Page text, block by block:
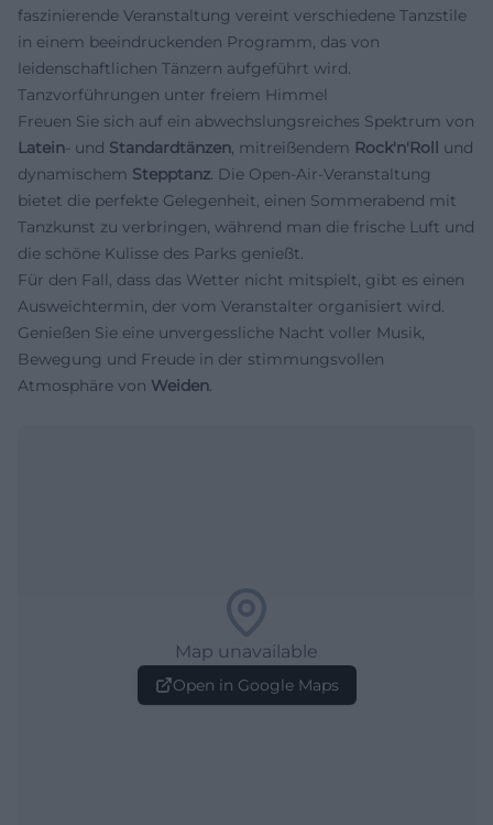
faszinierende Veranstaltung vereint verschiedene Tanzstile
in einem beeindruckenden Programm, das von
leidenschaftlichen Tänzern aufgeführt wird.
Tanzvorführungen unter freiem Himmel
Freuen Sie sich auf ein abwechslungsreiches Spektrum von
Latein- und Standardtänzen, mitreißendem Rock'n'Roll und
dynamischem Stepptanz. Die Open-Air-Veranstaltung
bietet die perfekte Gelegenheit, einen Sommerabend mit
Tanzkunst zu verbringen, während man die frische Luft und
die schöne Kulisse des Parks genießt.
Für den Fall, dass das Wetter nicht mitspielt, gibt es einen
Ausweichtermin, der vom Veranstalter organisiert wird.
Genießen Sie eine unvergessliche Nacht voller Musik,
Bewegung und Freude in der stimmungsvollen
Atmosphäre von Weiden.
Map unavailable
Open in Google Maps